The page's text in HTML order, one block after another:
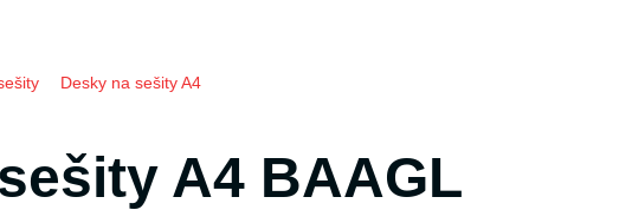
Desky na sešity A4
A4 BAAGL